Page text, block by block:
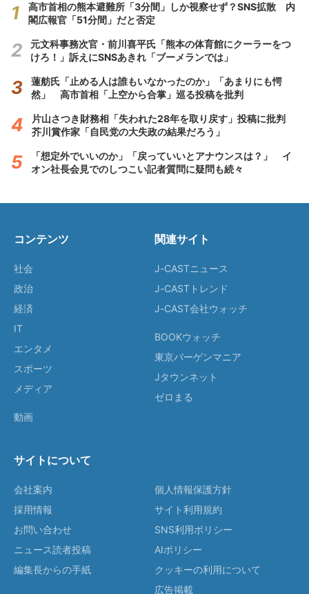
高市首相の熊本避難所「3分間」しか視察せず？SNS拡散 内
閣広報官「51分間」だと否定
元文科事務次官・前川喜平氏「熊本の体育館にクーラーをつ
けろ！」訴えにSNSあきれ「ブーメランでは」
蓮舫氏「止める人は誰もいなかったのか」「あまりにも愕
然」 高市首相「上空から合掌」巡る投稿を批判
片山さつき財務相「失われた28年を取り戻す」投稿に批判
芥川賞作家「自民党の大失政の結果だろう」
「想定外でいいのか」「戻っていいとアナウンスは？」 イ
オン社長会見でのしつこい記者質問に疑問も続々
コンテンツ
社会
政治
経済
IT
エンタメ
スポーツ
メディア
動画
関連サイト
J-CASTニュース
J-CASTトレンド
J-CAST会社ウォッチ
BOOKウォッチ
東京バーゲンマニア
Jタウンネット
ゼロまる
サイトについて
会社案内
採用情報
お問い合わせ
ニュース読者投稿
編集長からの手紙
個人情報保護方針
サイト利用規約
SNS利用ポリシー
AIポリシー
クッキーの利用について
広告掲載